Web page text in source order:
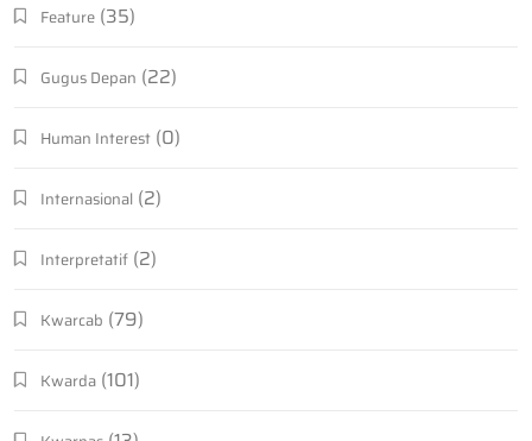
Feature (35)
Gugus Depan (22)
Human Interest (0)
Internasional (2)
Interpretatif (2)
Kwarcab (79)
Kwarda (101)